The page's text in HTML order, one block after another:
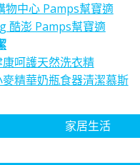
物中心 Pamps幫寶適
酷澎 Pamps幫寶適
呵護天然洗衣精
精華奶瓶食器清潔慕斯
家居生活